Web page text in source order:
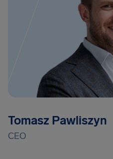
Tomasz Pawliszyn
CEO